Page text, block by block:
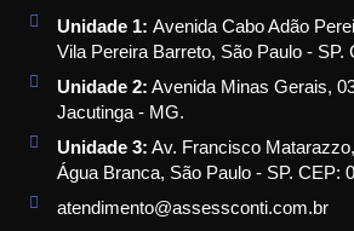
Unidade 1: Avenida Cabo Adão
Vila Pereira Barreto, São Paulo - SP.
Unidade 2: Avenida Minas Gerais,
Jacutinga - MG.
Unidade 3: Av. Francisco
Água Branca, São Paulo - SP. CEP:
atendimento@assessconti.com.br